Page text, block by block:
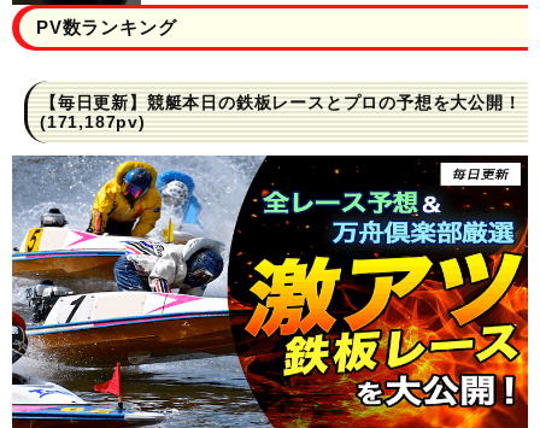
PV数ランキング
【毎日更新】競艇本日の鉄板レースとプロの予想を大公開！
(171,187pv)